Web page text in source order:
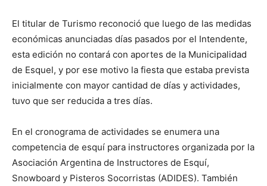
El titular de Turismo reconoció que luego de las medidas
económicas anunciadas días pasados por el Intendente,
esta edición no contará con aportes de la Municipalidad
de Esquel, y por ese motivo la fiesta que estaba prevista
inicialmente con mayor cantidad de días y actividades,
tuvo que ser reducida a tres días.
En el cronograma de actividades se enumera una
competencia de esquí para instructores organizada por la
Asociación Argentina de Instructores de Esquí,
Snowboard y Pisteros Socorristas (ADIDES). También